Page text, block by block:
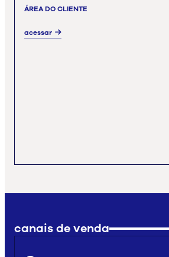
ÁREA DO CLIENTE
acessar
canais de venda